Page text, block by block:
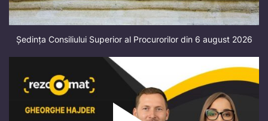
Ședința Consiliului Superior al Procurorilor din 6 august 2026